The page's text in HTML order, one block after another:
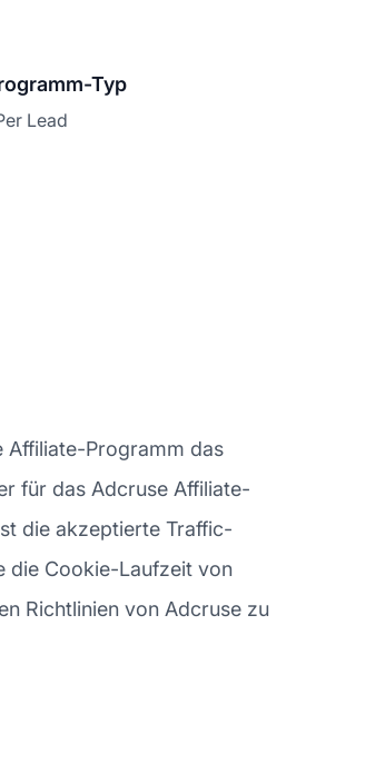
Typ
Lead
Affiliate-Programm das
für das Adcruse Affiliate-
die akzeptierte Traffic-
die Cookie-Laufzeit von
Richtlinien von Adcruse zu